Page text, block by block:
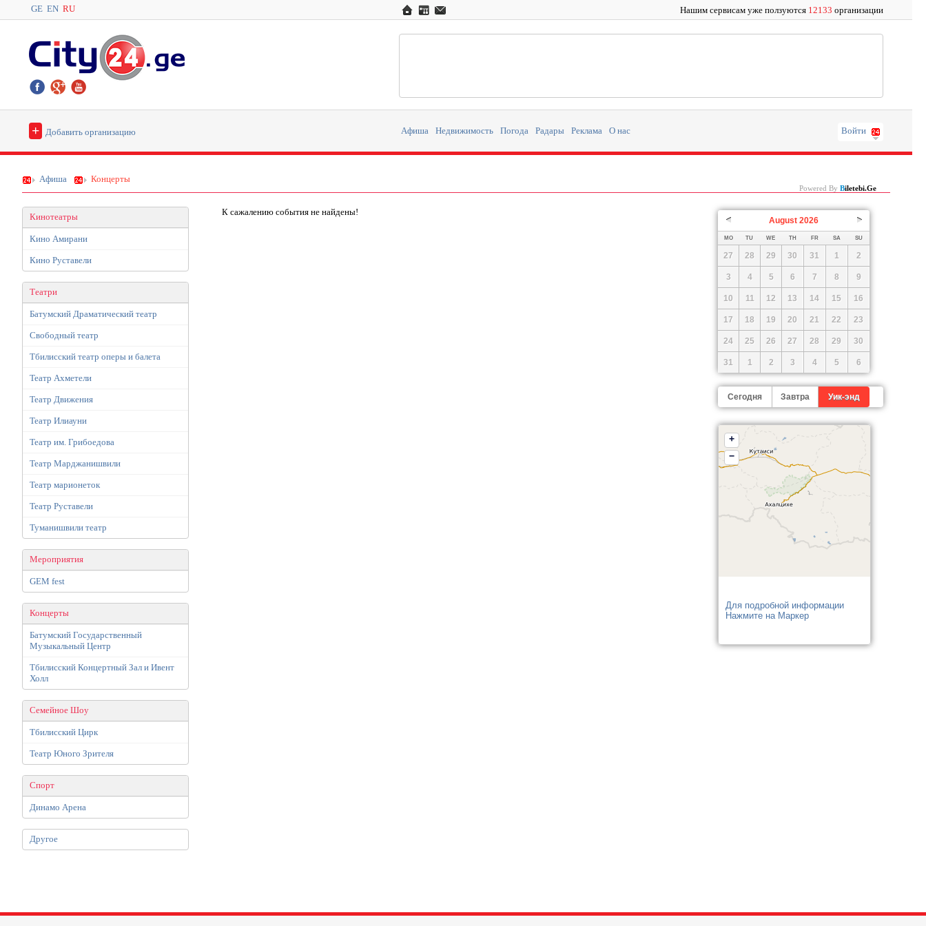
GE EN RU Нашим сервисам уже ползуются 12133 организации
+ Добавить организацию Афиша Недвижимость Погода Радары Реклама О нас Войти
Афиша Концерты
Powered By BIletebi.ge
Prev Next
August 2026
MO TU WE TH FR SA SU
27 28 29 30 31 1 2
3 4 5 6 7 8 9
10 11 12 13 14 15 16
17 18 19 20 21 22 23
24 25 26 27 28 29 30
31 1 2 3 4 5 6
Сегодня Завтра Уик-энд
+
−
Для подробной информации
Нажмите на Маркер
К сажалению cобытия не найдены!
Кинотеатры
Кино Амирани
Кино Руставели
Театри
Батумский Драматический театр
Свободный театр
Тбилисский театр оперы и балета
Театр Ахметели
Театр Движения
Театр Илиауни
Театр им. Грибоедова
Театр Марджанишвили
Театр марионеток
Театр Руставели
Туманишвили театр
Мероприятия
GEM fest
Концерты
Батумский Государственный
Музыкальный Центр
Тбилисский Концертный Зал и Ивент
Холл
Семейное Шоу
Тбилисский Цирк
Театр Юного Зрителя
Спорт
Динамо Арена
Другое